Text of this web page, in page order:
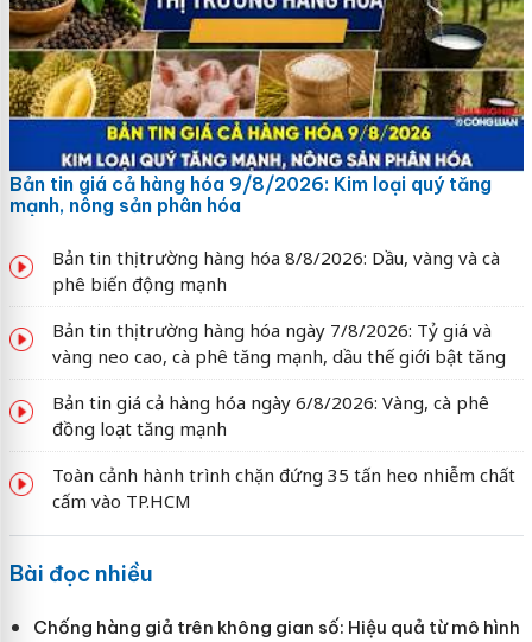
Bản tin giá cả hàng hóa 9/8/2026: Kim loại quý tăng
mạnh, nông sản phân hóa
Bản tin thị trường hàng hóa 8/8/2026: Dầu, vàng và cà
phê biến động mạnh
Bản tin thị trường hàng hóa ngày 7/8/2026: Tỷ giá và
vàng neo cao, cà phê tăng mạnh, dầu thế giới bật tăng
Bản tin giá cả hàng hóa ngày 6/8/2026: Vàng, cà phê
đồng loạt tăng mạnh
Toàn cảnh hành trình chặn đứng 35 tấn heo nhiễm chất
cấm vào TP.HCM
Bài đọc nhiều
Chống hàng giả trên không gian số: Hiệu quả từ mô hình